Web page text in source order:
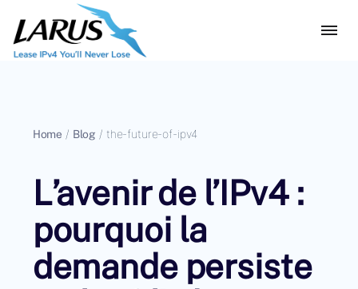
Home / Blog / the-future-of-ipv4
L’avenir de l’IPv4 :
pourquoi la
demande persiste